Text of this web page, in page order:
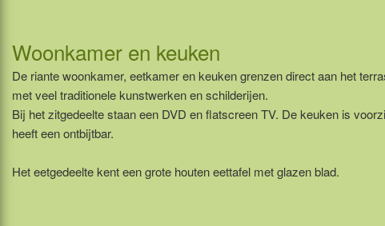
Woonkamer en keuken
De riante woonkamer, eetkamer en keuken grenzen direct aan het
met veel traditionele kunstwerken en schilderijen.
Bij het zitgedeelte staan een DVD en flatscreen TV. De keuken is
heeft een ontbijtbar.
Het eetgedeelte kent een grote houten eettafel met glazen blad.